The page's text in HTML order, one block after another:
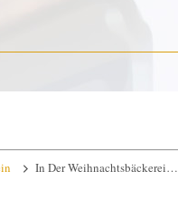
In Der Weihnachtsbäckerei…